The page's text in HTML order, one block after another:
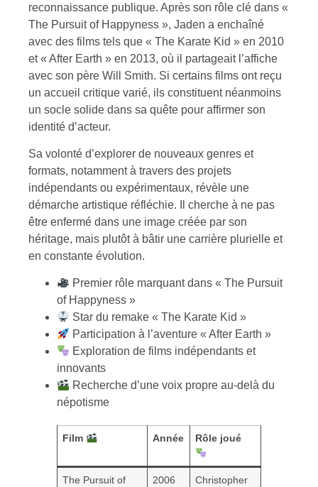
reconnaissance publique. Après son rôle clé dans «
The Pursuit of Happyness », Jaden a enchaîné
avec des films tels que « The Karate Kid » en 2010
et « After Earth » en 2013, où il partageait l’affiche
avec son père Will Smith. Si certains films ont reçu
un accueil critique varié, ils constituent néanmoins
un socle solide dans sa quête pour affirmer son
identité d’acteur.
Sa volonté d’explorer de nouveaux genres et
formats, notamment à travers des projets
indépendants ou expérimentaux, révèle une
démarche artistique réfléchie. Il cherche à ne pas
être enfermé dans une image créée par son
héritage, mais plutôt à bâtir une carrière plurielle et
en constante évolution.
Premier rôle marquant dans « The Pursuit
of Happyness »
Star du remake « The Karate Kid »
Participation à l’aventure « After Earth »
Exploration de films indépendants et
innovants
Recherche d’une voix propre au-delà du
népotisme
Film Année Rôle joué
The Pursuit of
2006
Christopher